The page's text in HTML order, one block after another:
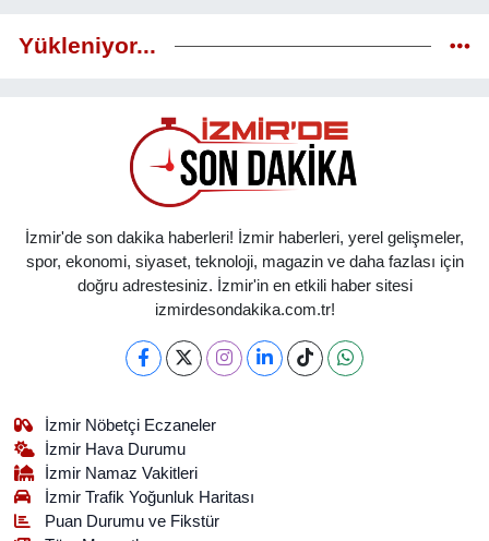
Yükleniyor...
İzmir'de son dakika haberleri! İzmir haberleri, yerel gelişmeler,
spor, ekonomi, siyaset, teknoloji, magazin ve daha fazlası için
doğru adrestesiniz. İzmir'in en etkili haber sitesi
izmirdesondakika.com.tr!
İzmir Nöbetçi Eczaneler
İzmir Hava Durumu
İzmir Namaz Vakitleri
İzmir Trafik Yoğunluk Haritası
Puan Durumu ve Fikstür